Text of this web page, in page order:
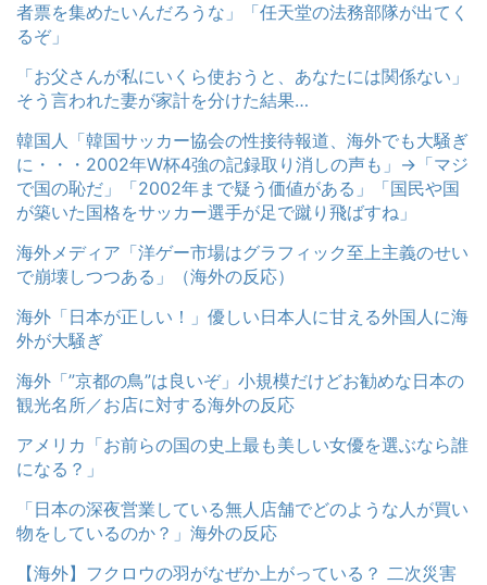
者票を集めたいんだろうな」「任天堂の法務部隊が出てく
るぞ」
「お父さんが私にいくら使おうと、あなたには関係ない」
そう言われた妻が家計を分けた結果…
韓国人「韓国サッカー協会の性接待報道、海外でも大騒ぎ
に・・・2002年W杯4強の記録取り消しの声も」→「マジ
で国の恥だ」「2002年まで疑う価値がある」「国民や国
が築いた国格をサッカー選手が足で蹴り飛ばすね」
海外メディア「洋ゲー市場はグラフィック至上主義のせい
で崩壊しつつある」（海外の反応）
海外「日本が正しい！」優しい日本人に甘える外国人に海
外が大騒ぎ
海外「”京都の鳥”は良いぞ」小規模だけどお勧めな日本の
観光名所／お店に対する海外の反応
アメリカ「お前らの国の史上最も美しい女優を選ぶなら誰
になる？」
「日本の深夜営業している無人店舗でどのような人が買い
物をしているのか？」海外の反応
【海外】フクロウの羽がなぜか上がっている？ 二次災害